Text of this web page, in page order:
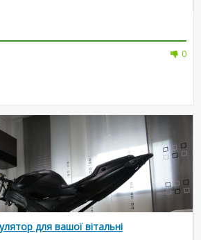
0
для вашої вітальні